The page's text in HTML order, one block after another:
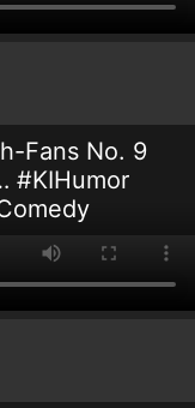
Fans No. 9
#KIHumor